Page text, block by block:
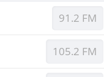
91.2 FM
105.2 FM